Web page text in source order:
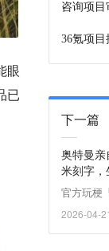
眼
已
咨询项目
36氪项
下一篇
奥特曼
米刻字
官方玩梗
2026-04-21